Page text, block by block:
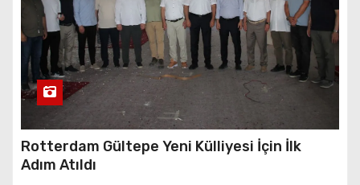
Rotterdam Gültepe Yeni Külliyesi İçin İlk
Adım Atıldı